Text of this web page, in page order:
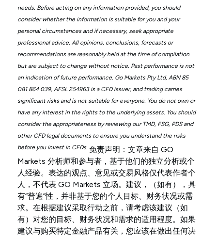
needs. Before acting on any information provided, you should
consider whether the information is suitable for you and your
personal circumstances and if necessary, seek appropriate
professional advice. All opinions, conclusions, forecasts or
recommendations are reasonably held at the time of compilation
but are subject to change without notice. Past performance is not
an indication of future performance. Go Markets Pty Ltd, ABN 85
081 864 039, AFSL 254963 is a CFD issuer, and trading carries
significant risks and is not suitable for everyone. You do not own or
have any interest in the rights to the underlying assets. You should
consider the appropriateness by reviewing our TMD, FSG, PDS and
other CFD legal documents to ensure you understand the risks
before you invest in CFDs. 免责声明：文章来自 GO
Markets 分析师和参与者，基于他们的独立分析或个
人经验。表达的观点、意见或交易风格仅代表作者个
人，不代表 GO Markets 立场。建议，（如有），具
有“普遍”性，并非基于您的个人目标、财务状况或需
求。在根据建议采取行动之前，请考虑该建议（如
有）对您的目标、财务状况和需求的适用程度。如果
建议与购买特定金融产品有关，您应该在做出任何决